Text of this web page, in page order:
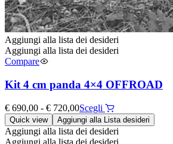
Aggiungi alla lista dei desideri
Aggiungi alla lista dei desideri
Compare
Kit 4 cm panda 4×4 OFFROAD
€ 690,00 - € 720,00Fascia
di
prezzo:
da
Scegli
Questo
prodotto
ha
più
Quick view Aggiungi alla Lista desideri
Aggiungi alla lista dei desideri
Aggiungi alla lista dei desideri